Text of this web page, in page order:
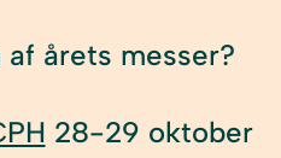
af årets messer?
28-29 oktober